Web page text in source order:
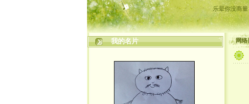
乐晕你没商量
我的名片 网络